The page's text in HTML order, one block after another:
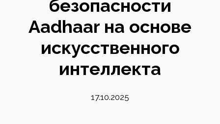
безопасности
Aadhaar на основе
искусственного
интеллекта
17.10.2025